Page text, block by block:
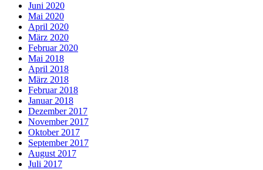
Juni 2020
Mai 2020
April 2020
März 2020
Februar 2020
Mai 2018
April 2018
März 2018
Februar 2018
Januar 2018
Dezember 2017
November 2017
Oktober 2017
September 2017
August 2017
Juli 2017